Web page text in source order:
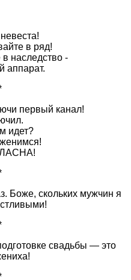
в ряд!
наследство -
аппарат.
первый канал!
идет?
Боже, скольких мужчин я
свадьбы — это